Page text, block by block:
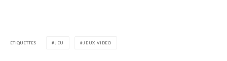
ÉTIQUETTES JEU JEUX VIDEO